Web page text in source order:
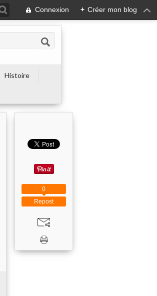
Connexion + Créer mon blog
Histoire
Repost
0